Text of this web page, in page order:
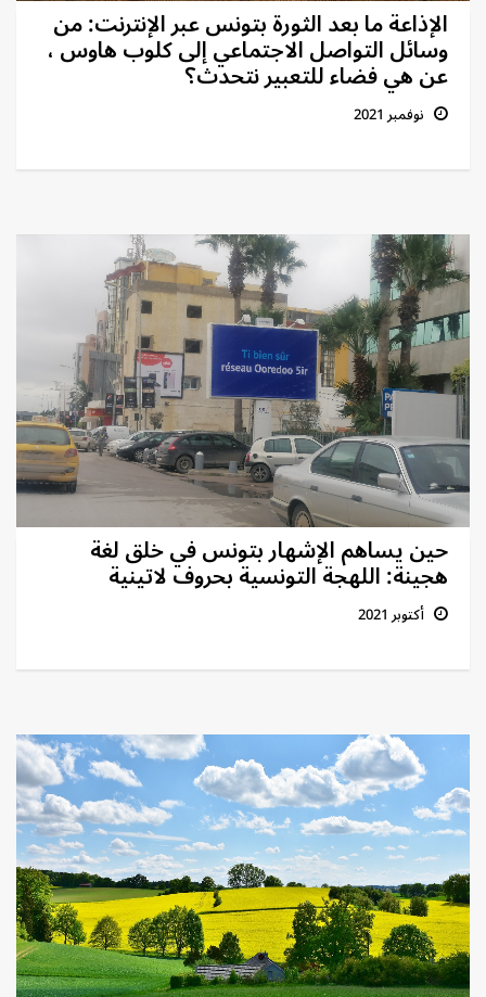
الإذاعة ما بعد الثورة بتونس عبر الإنترنت: من
وسائل التواصل الاجتماعي إلى كلوب هاوس ،
عن هي فضاء للتعبير نتحدث؟
نوفمبر 2021
حين يساهم الإشهار بتونس في خلق لغة
هجينة: اللهجة التونسية بحروف لاتينية
أكتوبر 2021